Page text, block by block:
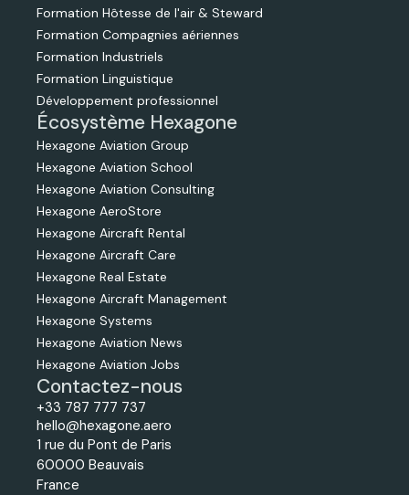
Formation Hôtesse de l'air & Steward
Formation Compagnies aériennes
Formation Industriels
Formation Linguistique
Développement professionnel
Écosystème Hexagone
Hexagone Aviation Group
Hexagone Aviation School
Hexagone Aviation Consulting
Hexagone AeroStore
Hexagone Aircraft Rental
Hexagone Aircraft Care
Hexagone Real Estate
Hexagone Aircraft Management
Hexagone Systems
Hexagone Aviation News
Hexagone Aviation Jobs
Contactez-nous
+33 787 777 737
hello@hexagone.aero
1 rue du Pont de Paris
60000 Beauvais
France